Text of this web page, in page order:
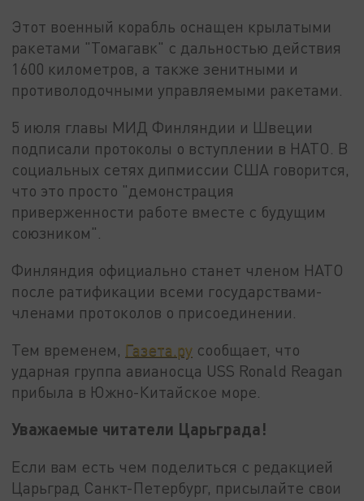
Этот военный корабль оснащен крылатыми
ракетами "Томагавк" с дальностью действия
1600 километров, а также зенитными и
противолодочными управляемыми ракетами.
5 июля главы МИД Финляндии и Швеции
подписали протоколы о вступлении в НАТО. В
социальных сетях дипмиссии США говорится,
что это просто "демонстрация
приверженности работе вместе с будущим
союзником".
Финляндия официально станет членом НАТО
после ратификации всеми государствами-
членами протоколов о присоединении.
Тем временем, Газета.ру сообщает, что
ударная группа авианосца USS Ronald Reagan
прибыла в Южно-Китайское море.
Уважаемые читатели Царьграда!
Если вам есть чем поделиться с редакцией
Царьград Санкт-Петербург, присылайте свои